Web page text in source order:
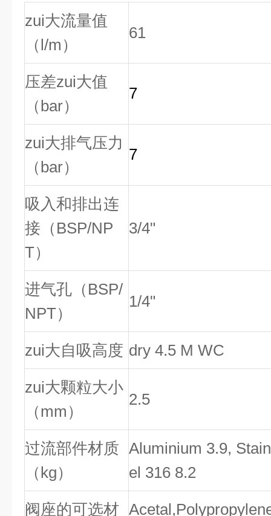
zui大流量值
（l/m）
61
压差zui大值
（bar）
7
zui大排气压力
（bar）
7
吸入和排出连
接（BSP/NP
T）
3/4"
进气孔（BSP/
NPT）
1/4"
zui大自吸高度 dry 4.5 M WC
zui大颗粒大小
（mm）
2.5
过流部件材质
（kg）
Aluminium 3.9,
el 316 8.2
阀座的可选材